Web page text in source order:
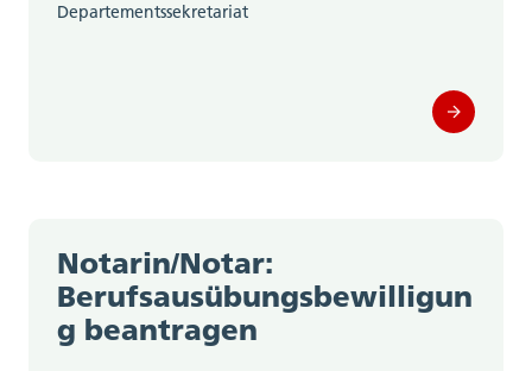
Departementssekretariat
Notarin/Notar:
Berufsausübungsbewilligun
g beantragen